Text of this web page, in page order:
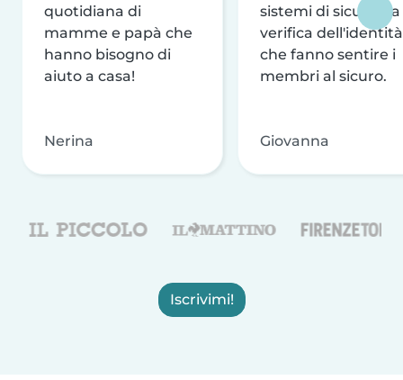
quotidiana di
mamme e papà che
hanno bisogno di
aiuto a casa!
Nerina
sistemi di sicurezza
verifica dell'identità
che fanno sentire i
membri al sicuro.
Giovanna
Iscrivimi!